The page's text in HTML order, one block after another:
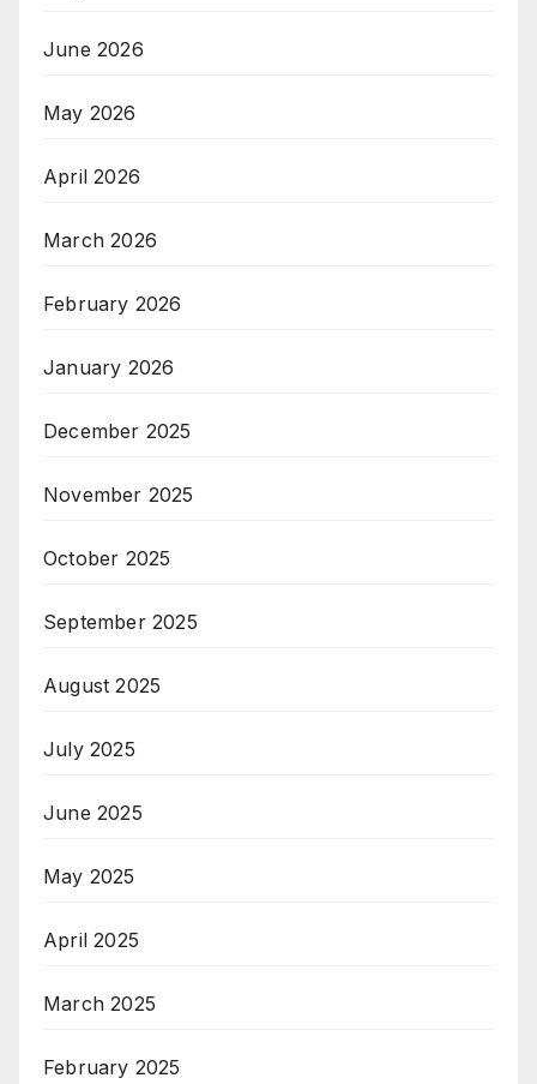
June 2026
May 2026
April 2026
March 2026
February 2026
January 2026
December 2025
November 2025
October 2025
September 2025
August 2025
July 2025
June 2025
May 2025
April 2025
March 2025
February 2025